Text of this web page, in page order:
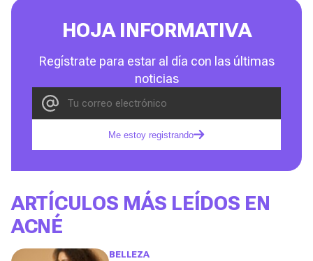
HOJA INFORMATIVA
Regístrate para estar al día con las últimas
noticias
Me estoy registrando
ARTÍCULOS MÁS LEÍDOS EN
ACNÉ
BELLEZA